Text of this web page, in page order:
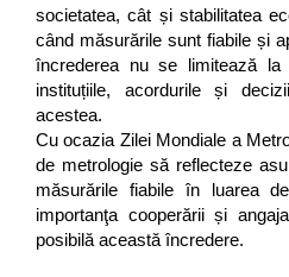
societatea, cât și stabilitatea
când măsurările sunt fiabile și
încrederea nu se limitează
instituțiile, acordurile și
acestea.
Cu ocazia Zilei Mondiale a
de metrologie să reflecteze
măsurările fiabile în luarea
importanţa cooperării și
posibilă această încredere.